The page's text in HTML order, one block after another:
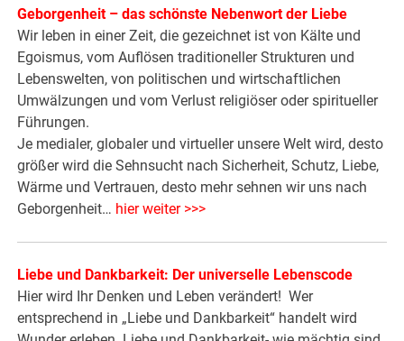
Geborgenheit – das schönste Nebenwort der Liebe
Wir leben in einer Zeit, die gezeichnet ist von Kälte und
Egoismus, vom Auflösen traditioneller Strukturen und
Lebenswelten, von politischen und wirtschaftlichen
Umwälzungen und vom Verlust religiöser oder spiritueller
Führungen.
Je medialer, globaler und virtueller unsere Welt wird, desto
größer wird die Sehnsucht nach Sicherheit, Schutz, Liebe,
Wärme und Vertrauen, desto mehr sehnen wir uns nach
Geborgenheit… hier weiter >>>
Liebe und Dankbarkeit: Der universelle Lebenscode
Hier wird Ihr Denken und Leben verändert! Wer
entsprechend in „Liebe und Dankbarkeit“ handelt wird